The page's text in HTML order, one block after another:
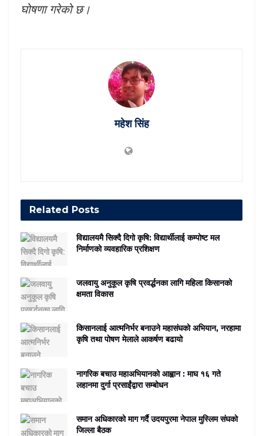
घोषणा गरेको छ।
महेश सिंह
Related Posts
विद्यालयमै सिक्दै दिगो कृषि: विद्यार्थीलाई कम्पोष्ट मल
निर्माणको व्यवहारिक प्रशिक्षण
जलवायु अनुकूल कृषि प्रवर्द्धनका लागि महिला किसानको
क्षमता विकास
किसानलाई आत्मनिर्भर बनाउने महासंघको अभियान, नरहामा
कृषि तथा पोषण मेलाले आकर्षण बढायो
नागरिक बचाउ महाअभियानको आह्वान : माघ १६ गते
लहानमा दुर्गा प्रसाईंद्वारा सम्बोधन
समान अधिकारको माग गर्दै उदयपुरमा नेपाल मुस्लिम संघको
जिल्ला बैठक